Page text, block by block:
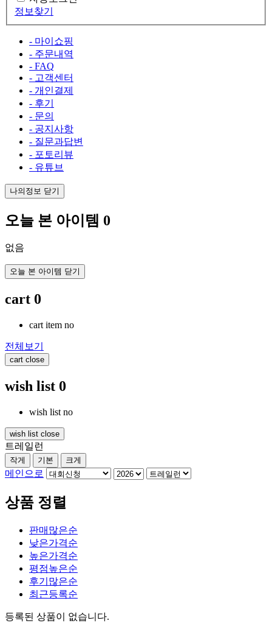
정보찾기
- 마이쇼핑
- 주문내역
- FAQ
- 고객센터
- 개인결제
- 후기
- 문의
- 공지사항
- 질문과답변
- 포토리뷰
- 유튜브
나의정보 닫기
오늘 본 아이템 0
없음
오늘 본 아이템 닫기
cart 0
cart item no
전체보기
cart close
wish list 0
wish list no
wish list close
트레일런
작게 기본 크게
메인으로
상품 정렬
판매많은순
낮은가격순
높은가격순
평점높은순
후기많은순
최근등록순
등록된 상품이 없습니다.